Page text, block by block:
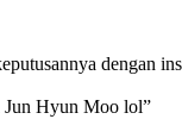
dengan
Jun Hyun Moo lol”